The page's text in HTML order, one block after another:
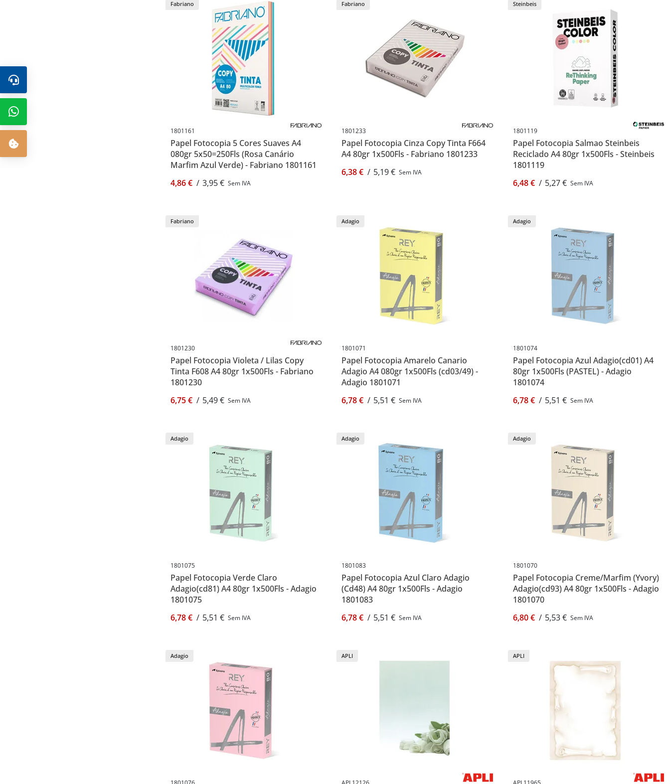
Fabriano
1801161
Papel Fotocopia 5 Cores Suaves A4
080gr 5x50=250Fls (Rosa Canário
Marfim Azul Verde) - Fabriano 1801161
4,86 € / 3,95 € Sem IVA
Fabriano
1801233
Papel Fotocopia Cinza Copy Tinta F664
A4 80gr 1x500Fls - Fabriano 1801233
6,38 € / 5,19 € Sem IVA
Steinbeis
1801119
Papel Fotocopia Salmao Steinbeis
Reciclado A4 80gr 1x500Fls - Steinbeis
1801119
6,48 € / 5,27 € Sem IVA
Fabriano
1801230
Papel Fotocopia Violeta / Lilas Copy
Tinta F608 A4 80gr 1x500Fls - Fabriano
1801230
6,75 € / 5,49 € Sem IVA
Adagio
1801071
Papel Fotocopia Amarelo Canario
Adagio A4 080gr 1x500Fls (cd03/49) -
Adagio 1801071
6,78 € / 5,51 € Sem IVA
Adagio
1801074
Papel Fotocopia Azul Adagio(cd01) A4
80gr 1x500Fls (PASTEL) - Adagio
1801074
6,78 € / 5,51 € Sem IVA
Adagio
1801075
Papel Fotocopia Verde Claro
Adagio(cd81) A4 80gr 1x500Fls - Adagio
1801075
6,78 € / 5,51 € Sem IVA
Adagio
1801083
Papel Fotocopia Azul Claro Adagio
(Cd48) A4 80gr 1x500Fls - Adagio
1801083
6,78 € / 5,51 € Sem IVA
Adagio
1801070
Papel Fotocopia Creme/Marfim (Yvory)
Adagio(cd93) A4 80gr 1x500Fls - Adagio
1801070
6,80 € / 5,53 € Sem IVA
Adagio APLI APLI